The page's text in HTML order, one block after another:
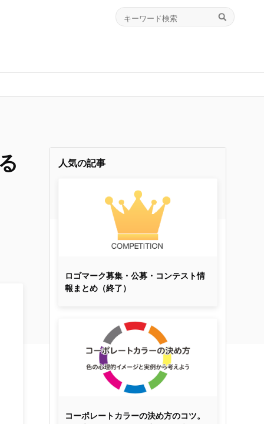
人気の記事
ロゴマーク募集・公募・コンテスト情
報まとめ（終了）
コーポレートカラーの決め方のコツ。